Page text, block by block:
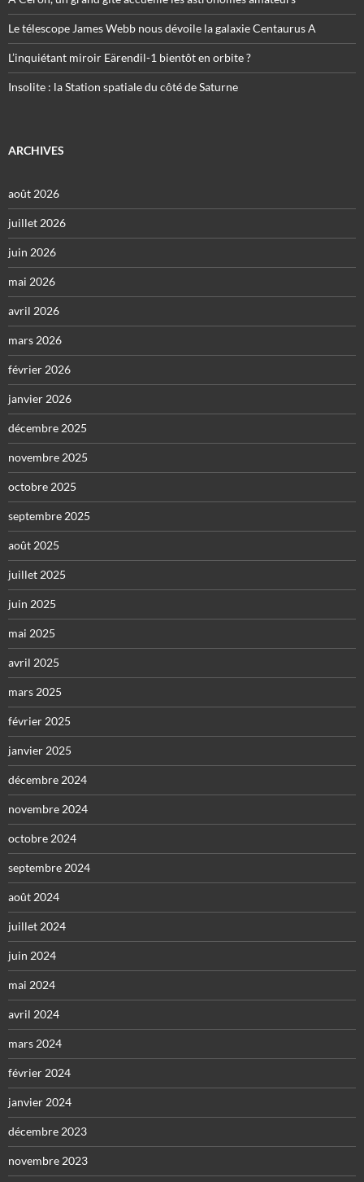
Le télescope James Webb nous dévoile la galaxie Centaurus A
L’inquiétant miroir Eärendil-1 bientôt en orbite ?
Insolite : la Station spatiale du côté de Saturne
ARCHIVES
août 2026
juillet 2026
juin 2026
mai 2026
avril 2026
mars 2026
février 2026
janvier 2026
décembre 2025
novembre 2025
octobre 2025
septembre 2025
août 2025
juillet 2025
juin 2025
mai 2025
avril 2025
mars 2025
février 2025
janvier 2025
décembre 2024
novembre 2024
octobre 2024
septembre 2024
août 2024
juillet 2024
juin 2024
mai 2024
avril 2024
mars 2024
février 2024
janvier 2024
décembre 2023
novembre 2023